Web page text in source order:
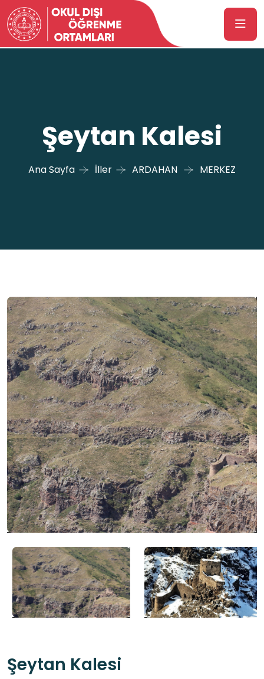
Şeytan Kalesi
Ana Sayfa İller ARDAHAN MERKEZ
Şeytan Kalesi